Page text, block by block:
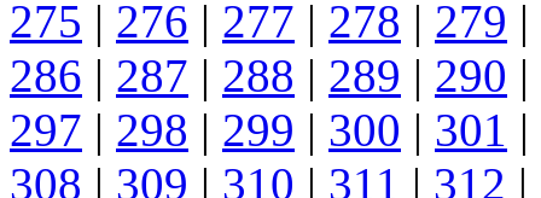
275 | 276 | 277 | 278 | 279 |
286 | 287 | 288 | 289 | 290 |
297 | 298 | 299 | 300 | 301 |
308 | 309 | 310 | 311 | 312 |